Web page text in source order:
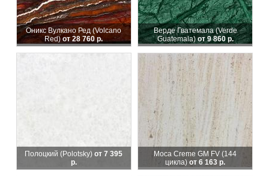
Оникс Вулкано Ред (Volcano
Red)от 28 760 р.
Верде Гватемала (Verde
Guatemala)от 9 860 р.
Полоцкий (Polotsky)от 7 395
р.
Moca Creme GM FV (144
цикла) от 6 163 р.